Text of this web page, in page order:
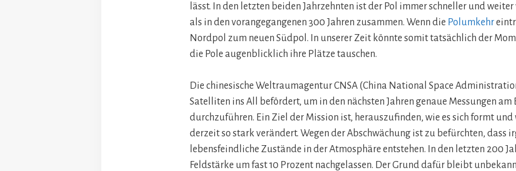
lässt. In den letzten beiden Jahrzehnten ist der Pol immer schneller und
als in den vorangegangenen 300 Jahren zusammen. Wenn die Polumkehr
Nordpol zum neuen Südpol. In unserer Zeit könnte somit tatsächlich der
die Pole augenblicklich ihre Plätze tauschen.
Die chinesische Weltraumagentur CNSA (China National Space
Satelliten ins All befördert, um in den nächsten Jahren genaue Messungen
durchzuführen. Ein Ziel der Mission ist, herauszufinden, wie es sich formt und
derzeit so stark verändert. Wegen der Abschwächung ist zu befürchten, dass
lebensfeindliche Zustände in der Atmosphäre entstehen. In den letzten 200
Feldstärke um fast 10 Prozent nachgelassen. Der Grund dafür bleibt